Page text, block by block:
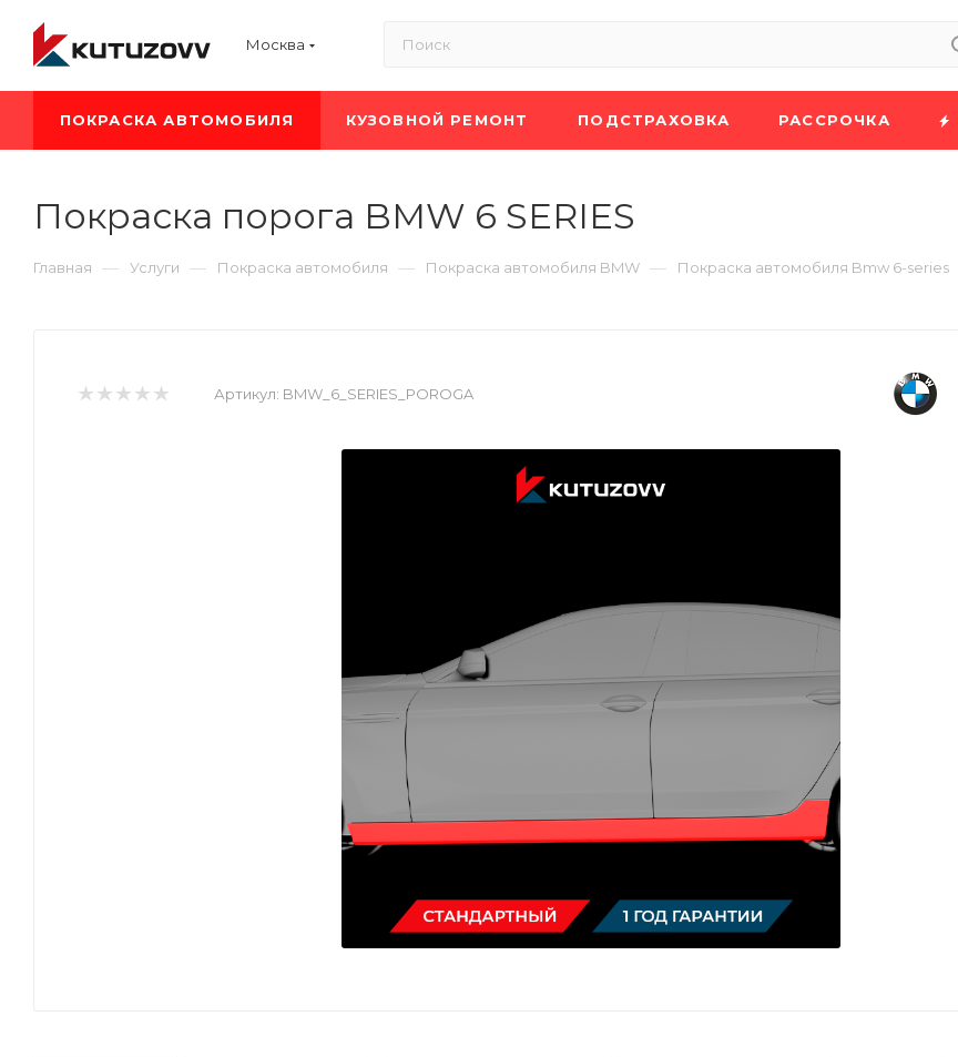
Москва
ПОКРАСКА АВТОМОБИЛЯ КУЗОВНОЙ РЕМОНТ ПОДСТРАХОВКА РАССРОЧКА
Покраска порога BMW 6 SERIES
Главная — Услуги — Покраска автомобиля — Покраска автомобиля BMW — Покраска автомобиля Bmw 6-series
Артикул: BMW_6_SERIES_POROGA